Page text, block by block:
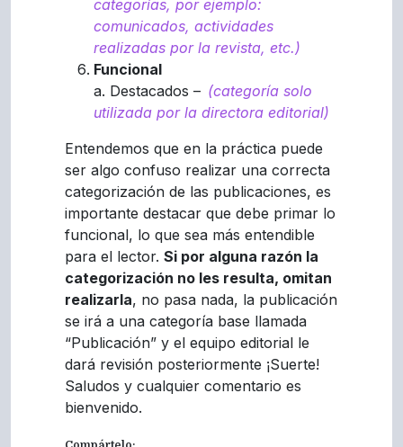
categorías, por ejemplo:
comunicados, actividades
realizadas por la revista, etc.)
Funcional
a. Destacados – (categoría solo
utilizada por la directora editorial)
Entendemos que en la práctica puede
ser algo confuso realizar una correcta
categorización de las publicaciones, es
importante destacar que debe primar lo
funcional, lo que sea más entendible
para el lector. Si por alguna razón la
categorización no les resulta, omitan
realizarla, no pasa nada, la publicación
se irá a una categoría base llamada
“Publicación” y el equipo editorial le
dará revisión posteriormente ¡Suerte!
Saludos y cualquier comentario es
bienvenido.